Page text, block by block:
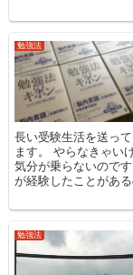
勉強法
長い受験生活を送っ
ます。 やらなきゃい
気分が乗らないので
が経験したことがある
勉強法